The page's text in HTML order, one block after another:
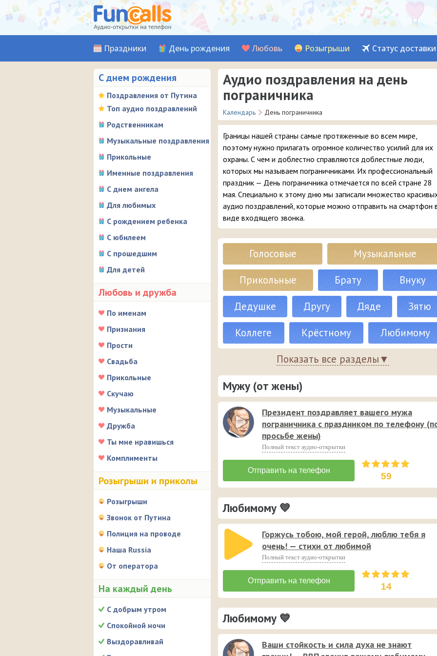
Праздники День рождения Любовь Розыгрыши Статус доставки
С днем рождения
Поздравления от Путина
Топ аудио поздравлений
Родственникам
Музыкальные поздравления
Прикольные
Именные поздравления
С днем ангела
Для любимых
С рождением ребенка
С юбилеем
С прошедшим
Для детей
Любовь и дружба
По именам
Признания
Прости
Свадьба
Прикольные
Скучаю
Музыкальные
Дружба
Ты мне нравишься
Комплименты
Розыгрыши и приколы
Розыгрыши
Звонок от Путина
Полиция на проводе
Наша Russia
От оператора
На каждый день
С добрым утром
Спокойной ночи
Выздоравливай
Аудио поздравления на день
пограничника
Календарь День пограничника
Границы нашей страны самые протяженные во всем мире,
поэтому нужно прилагать огромное количество усилий для их
охраны. С чем и доблестно справляются доблестные люди,
которых мы называем пограничниками. Их профессиональный
праздник — День пограничника отмечается по всей стране 28
мая. Специально к этому дню мы записали множество
аудио поздравлений, которые можно отправить на смартфон
виде входящего звонка.
Голосовые
Музыкальные
Прикольные
Брату
Внуку
Дедушке
Другу Дяде
Зятю
Коллеге
Крёстному
Любимому
Папе Племяннику
Сыну
Показать все разделы▼
Мужу (от жены)
Президент поздравляет вашего мужа
пограничника с праздником по телефону
просьбе жены)
Полный текст аудио-открытки
59
Любимому 💙
Горжусь тобою, мой герой, люблю тебя я
очень! — стихи от любимой
Полный текст аудио-открытки
14
Любимому 💙
Ваши стойкость и сила духа не знают